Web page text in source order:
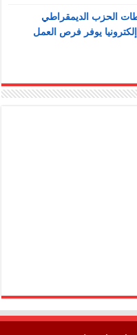
الحزب الديمقراطي
يوفر فرص العمل